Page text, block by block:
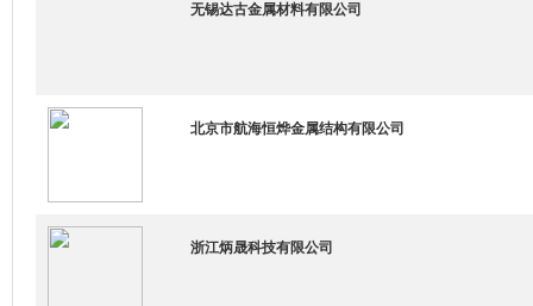
无锡达古金属材料有限公司
北京市航海恒烨金属结构有限公司
浙江炳晟科技有限公司